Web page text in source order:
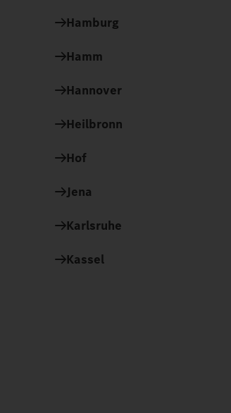
Hamburg
Hamm
Hannover
Heilbronn
Hof
Jena
Karlsruhe
Kassel